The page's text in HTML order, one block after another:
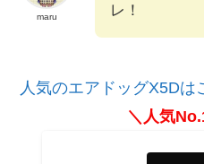
maru
レ！
人気のエアドッグX5Dは
＼人気